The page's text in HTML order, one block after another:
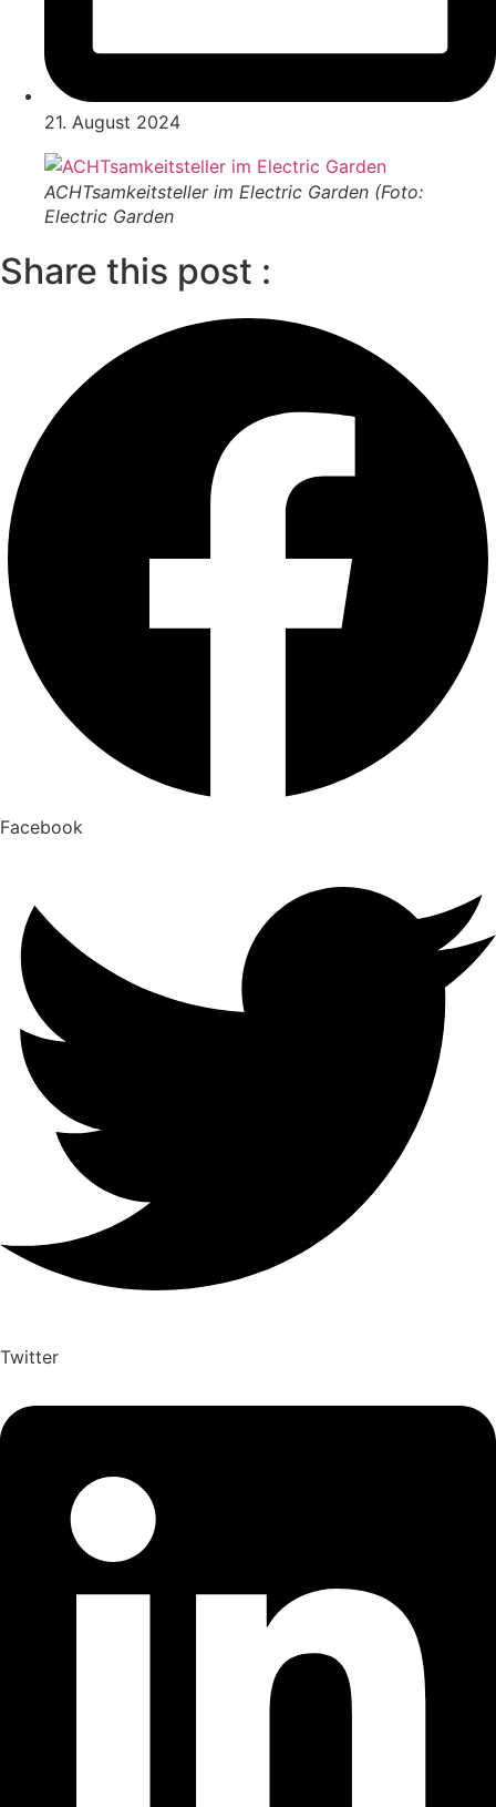
21. August 2024
ACHTsamkeitsteller im Electric Garden (Foto:
Electric Garden
Share this post :
Facebook
Twitter